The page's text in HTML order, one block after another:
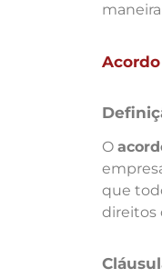
O
que
direitos